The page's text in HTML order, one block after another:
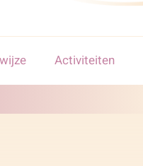
Activiteiten